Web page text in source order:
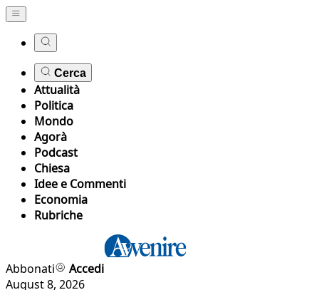
Cerca
Attualità
Politica
Mondo
Agorà
Podcast
Chiesa
Idee e Commenti
Economia
Rubriche
Abbonati
Accedi
August 8, 2026